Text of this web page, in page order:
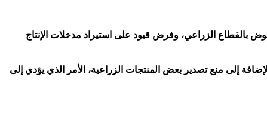
بالقطاع الزراعي، وفرض قيود على استيراد مدخلات الإنتاج
إلى منع تصدير بعض المنتجات الزراعية، الأمر الذي يؤدي إلى